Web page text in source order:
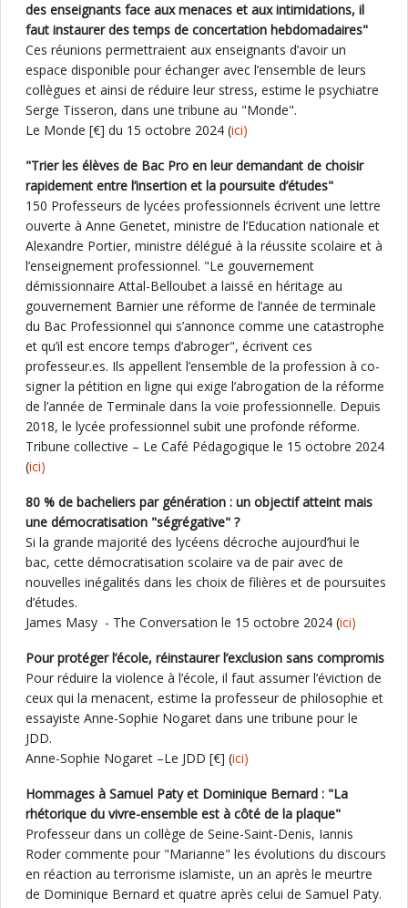
des enseignants face aux menaces et aux intimidations, il
faut instaurer des temps de concertation hebdomadaires"
Ces réunions permettraient aux enseignants d’avoir un
espace disponible pour échanger avec l’ensemble de leurs
collègues et ainsi de réduire leur stress, estime le psychiatre
Serge Tisseron, dans une tribune au "Monde".
Le Monde [€] du 15 octobre 2024 (ici)
"Trier les élèves de Bac Pro en leur demandant de choisir
rapidement entre l’insertion et la poursuite d’études"
150 Professeurs de lycées professionnels écrivent une lettre
ouverte à Anne Genetet, ministre de l’Education nationale et
Alexandre Portier, ministre délégué à la réussite scolaire et à
l’enseignement professionnel. "Le gouvernement
démissionnaire Attal-Belloubet a laissé en héritage au
gouvernement Barnier une réforme de l’année de terminale
du Bac Professionnel qui s’annonce comme une catastrophe
et qu’il est encore temps d’abroger", écrivent ces
professeur.es. Ils appellent l’ensemble de la profession à co-
signer la pétition en ligne qui exige l’abrogation de la réforme
de l’année de Terminale dans la voie professionnelle. Depuis
2018, le lycée professionnel subit une profonde réforme.
Tribune collective – Le Café Pédagogique le 15 octobre 2024
(ici)
80 % de bacheliers par génération : un objectif atteint mais
une démocratisation "ségrégative" ?
Si la grande majorité des lycéens décroche aujourd’hui le
bac, cette démocratisation scolaire va de pair avec de
nouvelles inégalités dans les choix de filières et de poursuites
d’études.
James Masy - The Conversation le 15 octobre 2024 (ici)
Pour protéger l’école, réinstaurer l’exclusion sans compromis
Pour réduire la violence à l’école, il faut assumer l’éviction de
ceux qui la menacent, estime la professeur de philosophie et
essayiste Anne-Sophie Nogaret dans une tribune pour le
JDD.
Anne-Sophie Nogaret –Le JDD [€] (ici)
Hommages à Samuel Paty et Dominique Bernard : "La
rhétorique du vivre-ensemble est à côté de la plaque"
Professeur dans un collège de Seine-Saint-Denis, Iannis
Roder commente pour "Marianne" les évolutions du discours
en réaction au terrorisme islamiste, un an après le meurtre
de Dominique Bernard et quatre après celui de Samuel Paty.